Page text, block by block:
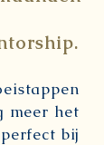
meer het
bij